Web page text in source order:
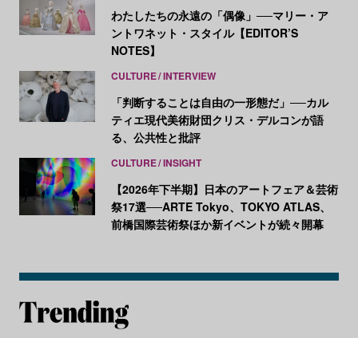
わたしたちの永遠の「偶像」──マリー・ア
ントワネット・スタイル【EDITOR’S
NOTES】
CULTURE INTERVIEW
「判断することは自由の一形態だ」──カル
ティエ現代美術財団クリス・デルコンが語
る、公共性と批評
CULTURE INSIGHT
【2026年下半期】日本のアートフェア＆芸術
祭17選──ARTE Tokyo、TOKYO ATLAS、
前橋国際芸術祭ほか新イベントが続々開幕